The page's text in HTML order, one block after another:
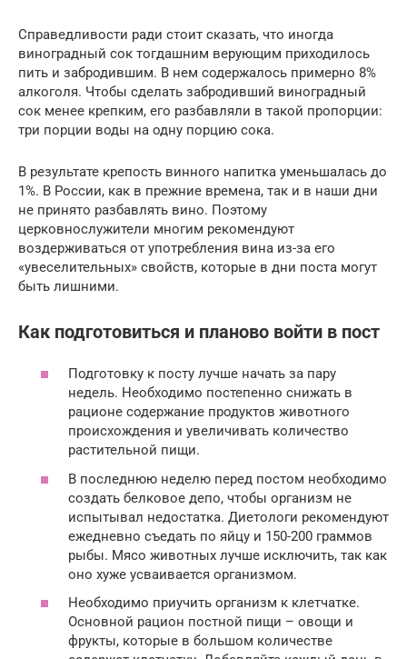
Справедливости ради стоит сказать, что иногда
виноградный сок тогдашним верующим приходилось
пить и забродившим. В нем содержалось примерно 8%
алкоголя. Чтобы сделать забродивший виноградный
сок менее крепким, его разбавляли в такой пропорции:
три порции воды на одну порцию сока.
В результате крепость винного напитка уменьшалась до
1%. В России, как в прежние времена, так и в наши дни
не принято разбавлять вино. Поэтому
церковнослужители многим рекомендуют
воздерживаться от употребления вина из-за его
«увеселительных» свойств, которые в дни поста могут
быть лишними.
Как подготовиться и планово войти в пост
Подготовку к посту лучше начать за пару
недель. Необходимо постепенно снижать в
рационе содержание продуктов животного
происхождения и увеличивать количество
растительной пищи.
В последнюю неделю перед постом необходимо
создать белковое депо, чтобы организм не
испытывал недостатка. Диетологи рекомендуют
ежедневно съедать по яйцу и 150-200 граммов
рыбы. Мясо животных лучше исключить, так как
оно хуже усваивается организмом.
Необходимо приучить организм к клетчатке.
Основной рацион постной пищи – овощи и
фрукты, которые в большом количестве